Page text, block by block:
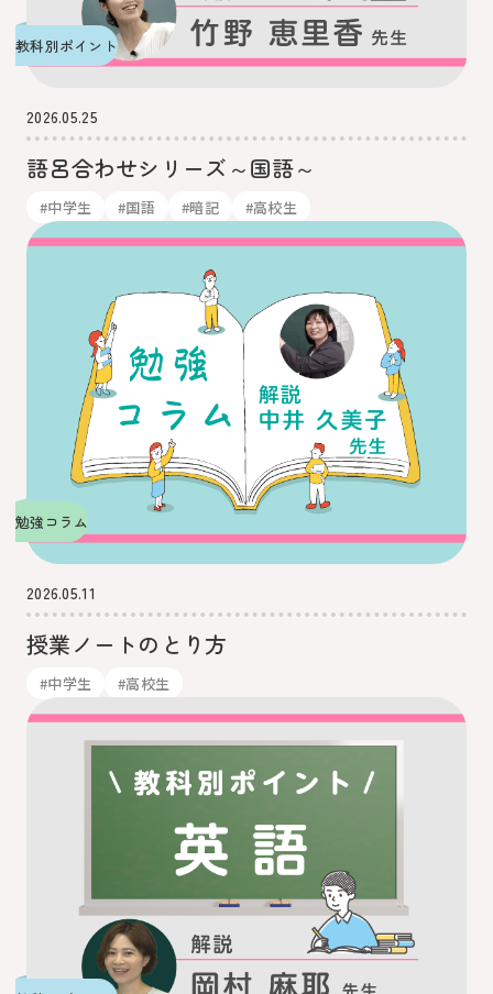
教科別ポイント
2026.05.25
語呂合わせシリーズ～国語～
#中学生 #国語 #暗記 #高校生
勉強コラム
2026.05.11
授業ノートのとり方
#中学生 #高校生